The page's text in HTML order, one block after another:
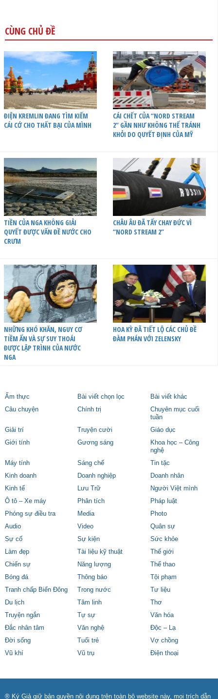
CÙNG CHỦ ĐỀ
ĐIỆN KREMLIN ĐANG TÌM KIẾM
CÁI CỚ CHO THẤT BẠI CỦA MÌNH
CÁI CHẾT CỦA “NORD STREAM
2” GẦN NHƯ KHÔNG THỂ TRÁNH
KHỎI DO QUYẾT ĐỊNH CỦA MỸ
TIỀN CỦA NGA KHÔNG GIẢI
QUYẾT ĐƯỢC VẤN ĐỀ NƯỚC CHO
CRƯM
CHÂU ÂU ĐÃ TẨY CHAY ĐỨC VÌ
“NORD STREAM 2”
NHỮNG KHÓ KHĂN, NGUY CƠ
TIỀM ẨN VÀ SỰ SUY THOÁI
ĐƯỢC LẬP TRÌNH CỦA NƯỚC
NGA
HOA KỲ ĐÃ TIẾT LỘ CÁC CHỦ ĐỀ
ĐÀM PHÁN VỚI ZELENSKY
Ẩm thực Bài viết chọn lọc
Bài viết khác
Câu chuyện
Chính trị
Chuyên mục cuối
tuần
Giải trí
Truyện cười
Giáo dục
Giới tính
Gương sáng
Khoa học – Công
nghệ
Máy tính
Sáng chế
Tin tặc
Kinh doanh
Doanh nghiệp
Doanh nhân
Kinh tế
Lưu Trữ
Người Việt mình
Ô tô – Xe máy
Phân tích
Pháp luật
Phóng sự điều tra
Media
Photo
Audio
Video
Quân sự
Sự cố
Sự kiện
Sức khỏe
Làm đẹp
Tài liệu kỹ thuật
Thế giới
Chiến sự
Năng lượng
Thể thao
Bóng đá
Thông báo
Tội phạm
Tranh chấp Biển Đông
Trong nước
Tư liệu
Du lịch
Tâm linh
Thơ
Truyện ngắn
Tự sự
Văn hóa
Đắc nhân tâm
Văn nghệ
Độc – Lạ
Đời sống
Tuổi trẻ
Vợ chồng
Vũ khí
Vũ trụ Điện thoại
® Ký Giả giữ bản quyền nội dung trên toàn bộ website này, mọi trích dẫn